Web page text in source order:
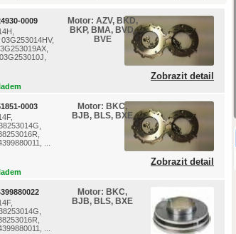
0009 Motor: AZV, BKD,
BKP, BMA, BVD,
BVE
Zobrazit detail
...
0003 Motor: BKC,
BJB, BLS, BXE
Zobrazit detail
...
Motor: BKC,
BJB, BLS, BXE